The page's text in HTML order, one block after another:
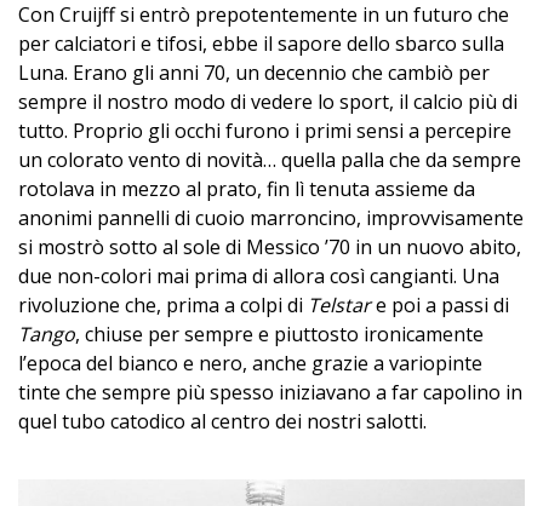
Con Cruijff si entrò prepotentemente in un futuro che
per calciatori e tifosi, ebbe il sapore dello sbarco sulla
Luna. Erano gli anni 70, un decennio che cambiò per
sempre il nostro modo di vedere lo sport, il calcio più di
tutto. Proprio gli occhi furono i primi sensi a percepire
un colorato vento di novità… quella palla che da sempre
rotolava in mezzo al prato, fin lì tenuta assieme da
anonimi pannelli di cuoio marroncino, improvvisamente
si mostrò sotto al sole di Messico ’70 in un nuovo abito,
due non-colori mai prima di allora così cangianti. Una
rivoluzione che, prima a colpi di Telstare poi a passi di
Tango, chiuse per sempre e piuttosto ironicamente
l’epoca del bianco e nero, anche grazie a variopinte
tinte che sempre più spesso iniziavano a far capolino in
quel tubo catodico al centro dei nostri salotti.